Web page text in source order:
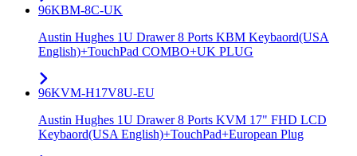
96KBM-8C-UK
Austin Hughes 1U Drawer 8 Ports KBM Keybaord(USA
English)+TouchPad COMBO+UK PLUG
96KVM-H17V8U-EU
Austin Hughes 1U Drawer 8 Ports KVM 17" FHD LCD
Keybaord(USA English)+TouchPad+European Plug